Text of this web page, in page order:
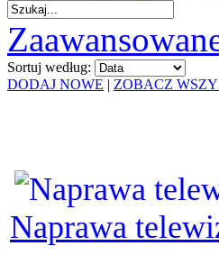
Sortuj według:
DODAJ NOWE | ZOBACZ
Naprawa